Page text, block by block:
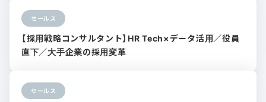
セールス
【採用戦略コンサルタント】HR Tech×データ活用／役員
直下／大手企業の採用変革
セールス